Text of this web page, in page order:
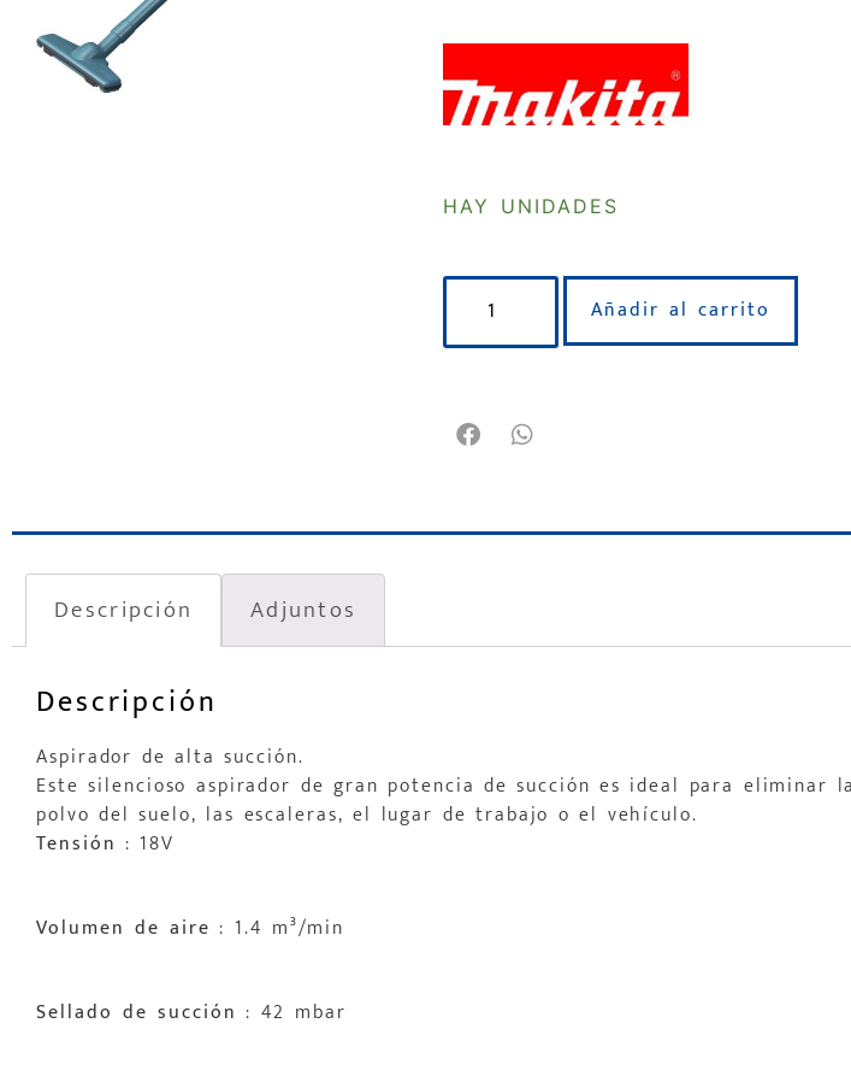
HAY UNIDADES
Añadir al carrito
Descripción Adjuntos
Descripción
Aspirador de alta succión.
Este silencioso aspirador de gran potencia de succión es ideal para eliminar
polvo del suelo, las escaleras, el lugar de trabajo o el vehículo.
Tensión : 18V
Volumen de aire : 1.4 m³/min
Sellado de succión : 42 mbar